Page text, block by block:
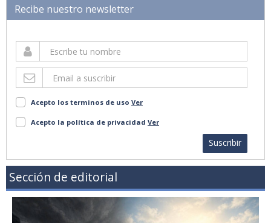
Recibe nuestro newsletter
Acepto los terminos de uso Ver
Acepto la política de privacidad Ver
Suscribir
Sección de editorial